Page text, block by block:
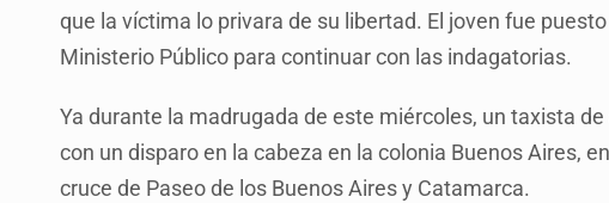
que la víctima lo privara de su libertad. El joven fue
Ministerio Público para continuar con las indagatorias.
Ya durante la madrugada de este miércoles, un taxista
con un disparo en la cabeza en la colonia Buenos Aires,
cruce de Paseo de los Buenos Aires y Catamarca.